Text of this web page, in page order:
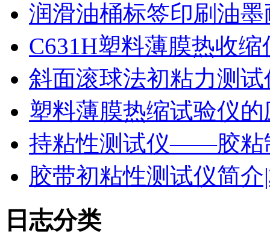
润滑油桶标签印刷油
C631H塑料薄膜热收
斜面滚球法初粘力测
塑料薄膜热缩试验仪
持粘性测试仪——胶粘
胶带初粘性测试仪简
日志分类